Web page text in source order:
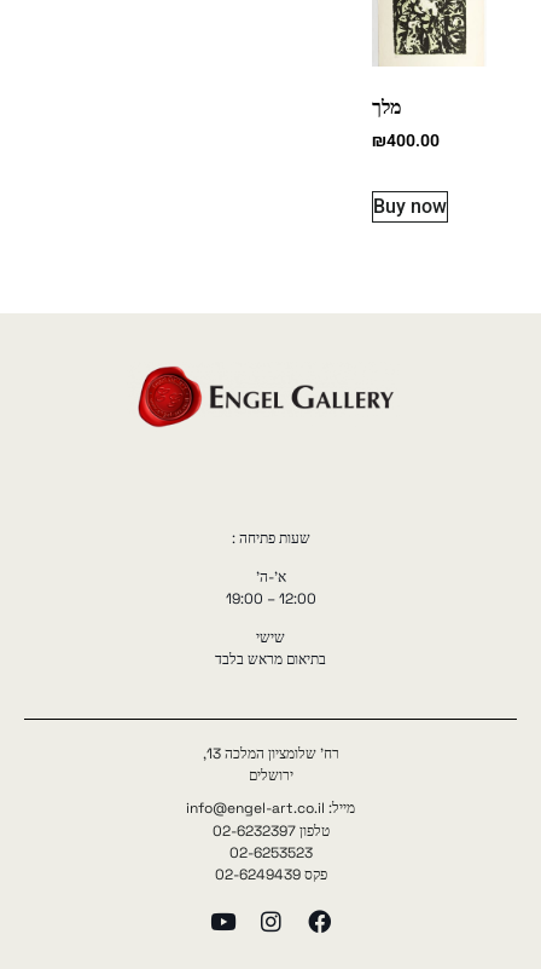
מלך
₪400.00
Buy now
שעות פתיחה :
א'-ה'
12:00 – 19:00
שישי
בתיאום מראש בלבד
רח' שלומציון המלכה 13,
ירושלים
מייל: info@engel-art.co.il
טלפון 02-6232397
02-6253523
פקס 02-6249439